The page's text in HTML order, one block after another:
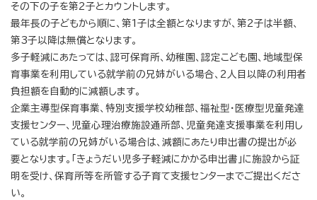
その下の子を第2子とカウントします。
最年長の子どもから順に、第1子は全額となりますが、第2子は半額、
第3子以降は無償となります。
多子軽減にあたっては、認可保育所、幼稚園、認定こども園、地域型保
育事業を利用している就学前の兄姉がいる場合、2人目以降の利用者
負担額を自動的に減額します。
企業主導型保育事業、特別支援学校幼稚部、福祉型・医療型児童発達
支援センター、児童心理治療施設通所部、児童発達支援事業を利用し
ている就学前の兄姉がいる場合は、減額にあたり申出書の提出が必
要となります。「きょうだい児多子軽減にかかる申出書」に施設から証
明を受け、保育所等を所管する子育て支援センターまでご提出くださ
い。